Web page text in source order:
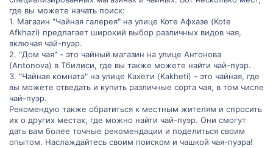
где вы можете начать поиск:
1. Магазин "Чайная галерея" на улице Коте Афхазе (Kote
Afkhazi) предлагает широкий выбор различных видов чая,
включая чай-пуэр.
2. "Дом чая" - это чайный магазин на улице Антонова
(Antonova) в Тбилиси, где вы также можете найти чай-пуэр.
3. "Чайная комната" на улице Кахети (Kakheti) - это чайная, где
вы можете отведать и купить различные сорта чая, в том числе
чай-пуэр.
Рекомендую также обратиться к местным жителям и спросить
их о других местах, где можно найти чай-пуэр. Они смогут
дать вам более точные рекомендации и поделиться своим
опытом. Наслаждайтесь своим поиском и чашкой чая-пуэра!